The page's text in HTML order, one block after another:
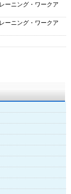
ーニング・ワークア
ーニング・ワークア